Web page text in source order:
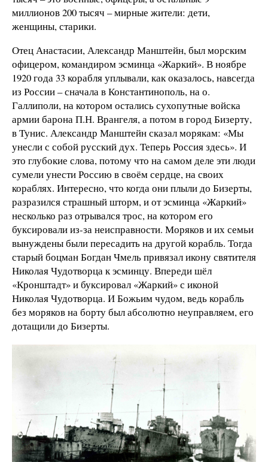
миллионов 200 тысяч – мирные жители: дети,
женщины, старики.
Отец Анастасии, Александр Манштейн, был морским
офицером, командиром эсминца «Жаркий». В ноябре
1920 года 33 корабля уплывали, как оказалось, навсегда
из России – сначала в Константинополь, на о.
Галлиполи, на котором остались сухопутные войска
армии барона П.Н. Врангеля, а потом в город Бизерту,
в Тунис. Александр Манштейн сказал морякам: «Мы
унесли с собой русский дух. Теперь Россия здесь». И
это глубокие слова, потому что на самом деле эти люди
сумели унести Россию в своём сердце, на своих
кораблях. Интересно, что когда они плыли до Бизерты,
разразился страшный шторм, и от эсминца «Жаркий»
несколько раз отрывался трос, на котором его
буксировали из-за неисправности. Моряков и их семьи
вынуждены были пересадить на другой корабль. Тогда
старый боцман Богдан Чмель привязал икону святителя
Николая Чудотворца к эсминцу. Впереди шёл
«Кронштадт» и буксировал «Жаркий» с иконой
Николая Чудотворца. И Божьим чудом, ведь корабль
без моряков на борту был абсолютно неуправляем, его
дотащили до Бизерты.